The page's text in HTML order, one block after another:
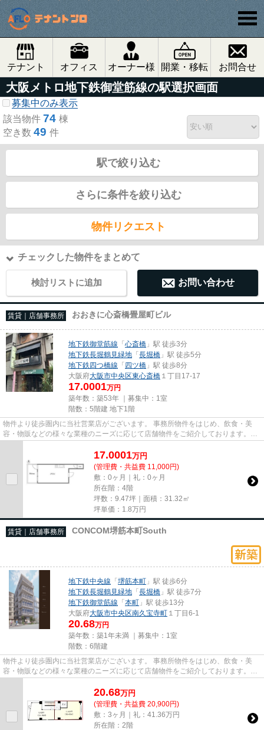
テナント オフィス オーナー様 開業・移転 お問合せ
大阪メトロ地下鉄御堂筋線の駅選択画面
募集中のみ表示
該当物件 74 棟
空き数 49 件
駅で絞り込む
さらに条件を絞り込む
物件リクエスト
チェックした物件をまとめて
検討リストに追加 お問い合わせ
賃貸｜店舗事務所 おおきに心斎橋畳屋町ビル
地下鉄御堂筋線 「心斎橋 」駅 徒歩3分
地下鉄長堀鶴見緑地 「長堀橋 」駅 徒歩5分
地下鉄四つ橋線 「四ツ橋 」駅 徒歩8分
大阪府大阪市中央区東心斎橋 １丁目17-17
17.0001万円
築年数：築53年 ｜募集中： 1室
階数：5階建 地下1階
物件より徒歩圏内に当社営業店がございます。 事務所物件をはじめ、飲食・美
容・物販などの様々な業種のニーズに応じて店舗物件をご紹介しております。
尚、弊社ではおとり広告は一切...
17.0001万円
(管理費・共益費 11,000円)
敷：0ヶ月｜礼：0ヶ月
所在階：4階
坪数：9.47坪｜面積：31.32㎡
坪単価： 1.8万円
賃貸｜店舗事務所 CONCOM堺筋本町South
地下鉄中央線 「堺筋本町 」駅 徒歩6分
地下鉄長堀鶴見緑地 「長堀橋 」駅 徒歩7分
地下鉄御堂筋線 「本町 」駅 徒歩13分
大阪府大阪市中央区南久宝寺町 １丁目6-1
20.68万円
築年数：築1年未満 ｜募集中： 1室
階数：6階建
物件より徒歩圏内に当社営業店がございます。 事務所物件をはじめ、飲食・美
容・物販などの様々な業種のニーズに応じて店舗物件をご紹介しております。
尚、弊社ではおとり広告は一切...
20.68万円
(管理費・共益費 20,900円)
敷：3ヶ月｜礼：41.36万円
所在階：2階